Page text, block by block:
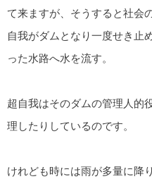
て来ますが、そうすると社会
自我がダムとなり一度せき止
った水路へ水を流す。
超自我はそのダムの管理人的
理したりしているのです。
けれども時には雨が多量に降